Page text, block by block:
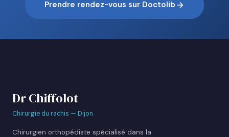
Prendre rendez-vous sur Doctolib
Dr Chiffolot
Chirurgie du rachis — Dijon
Chirurgien orthopédiste spécialisé dans la